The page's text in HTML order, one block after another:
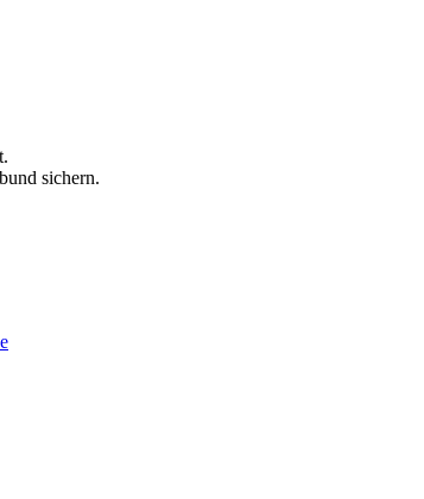
sichern.